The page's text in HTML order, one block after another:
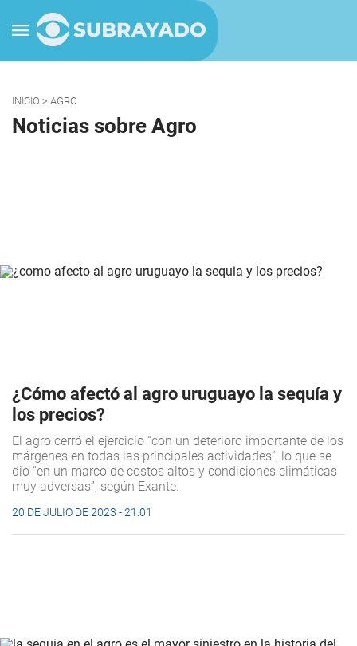
INICIO > AGRO
Noticias sobre Agro
¿Cómo afectó al agro uruguayo la sequía y
los precios?
El agro cerró el ejercicio “con un deterioro importante de los
márgenes en todas las principales actividades”, lo que se
dio “en un marco de costos altos y condiciones climáticas
muy adversas”, según Exante.
20 DE JULIO DE 2023 - 21:01